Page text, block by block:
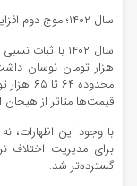
سال ۱۴۰۲؛ موج دوم افزایش و روایت «واقعی نبودن قیمت‌ها» تکرار شد
هزار تومان نوسان
قیمت‌ها متاثر از
با وجود این اظهارات،
برای مدیریت اختلاف
گسترده‌تر شد.